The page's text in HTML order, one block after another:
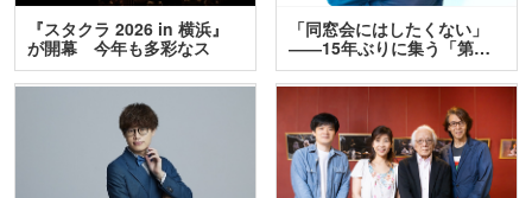
『スタクラ 2026 in 横浜』
が開幕 今年も多彩なス
テ…
「同窓会にはしたくない」
――15年ぶりに集う「第…